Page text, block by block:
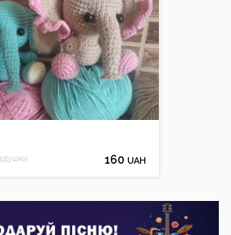
160 UAH